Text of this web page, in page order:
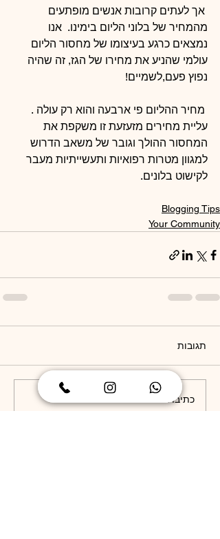
אך לעתים קרובות אנשים מופתעים
מהמחיר של בלוני הליום בימינו.  אנו
נמצאים כרגע בעיצומו של מחסור הליום
עולמי שהניע את מחירו של הגז, זה שהיה
נפוץ פעם,לשמיים!
מחיר ההליום פי ארבעה והוא רק עולה .
עליית מחירים מזעזעת זו משקפת את
המחסור ההולך וגובר של משאב הדרוש
למגוון מטרות רפואיות ותעשייתיות מעבר
לקישוט בלונים.
Blogging Tips
Your Community
תגובות
כתיבת תגובה...